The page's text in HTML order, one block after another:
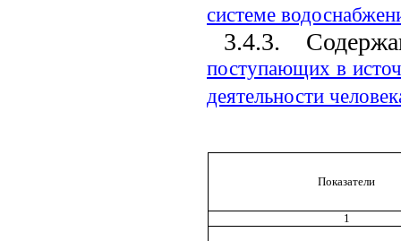
системе
3.4.3.
поступающих в
деятельности
Показатели
1